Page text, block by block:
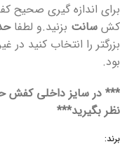
برای اندازه گیری صحیح
کش سانت بزنید.و لطفا
بزرگتر را انتخاب کنید
بود.
*** در سایز داخلی کفش
نظر بگیرید***
برند: